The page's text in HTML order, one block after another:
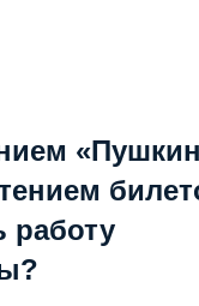
работу